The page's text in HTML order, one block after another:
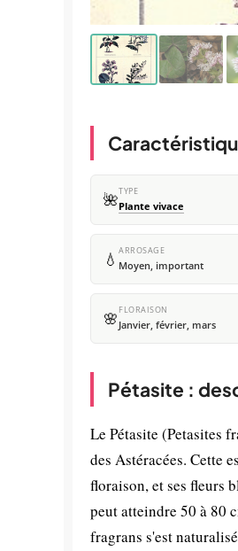
🌺TYPE
Plante vivace
💧 ARROSAGE
Moyen, important
🌸 FLORAISON
Janvier, février, mars
Pétasite :
Le Pétasite (Petasites
des Astéracées. Cette
floraison, et ses fleurs
peut atteindre 50 à 80
fragrans s'est